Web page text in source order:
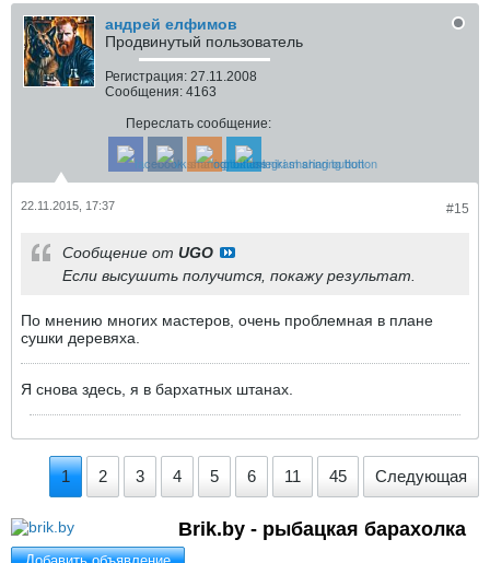
андрей елфимов
Продвинутый пользователь
Регистрация: 27.11.2008
Сообщения: 4163
Переслать сообщение:
#15
22.11.2015, 17:37
Сообщение от UGO
Если высушить получится, покажу результат.
По мнению многих мастеров, очень проблемная в плане
сушки деревяха.
Я снова здесь, я в бархатных штанах.
1 2 3 4 5 6 11 45 Следующая
Brik.by - рыбацкая барахолка